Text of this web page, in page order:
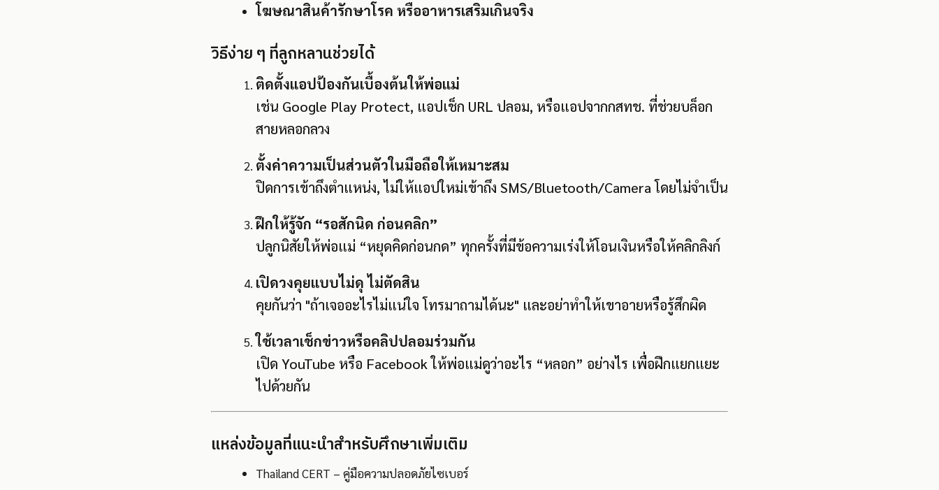
โฆษณาสินค้ารักษาโรค หรืออาหารเสริมเกินจริง
วิธีง่าย ๆ ที่ลูกหลานช่วยได้
ติดตั้งแอปป้องกันเบื้องต้นให้พ่อแม่
เช่น Google Play Protect, แอปเช็ก URL ปลอม, หรือแอปจากกสทช. ที่ช่วยบล็อก
สายหลอกลวง
ตั้งค่าความเป็นส่วนตัวในมือถือให้เหมาะสม
ปิดการเข้าถึงตำแหน่ง, ไม่ให้แอปใหม่เข้าถึง SMS/Bluetooth/Camera โดยไม่จำเป็น
ฝึกให้รู้จัก “รอสักนิด ก่อนคลิก”
ปลูกนิสัยให้พ่อแม่ “หยุดคิดก่อนกด” ทุกครั้งที่มีข้อความเร่งให้โอนเงินหรือให้คลิกลิงก์
เปิดวงคุยแบบไม่ดุ ไม่ตัดสิน
คุยกันว่า "ถ้าเจออะไรไม่แน่ใจ โทรมาถามได้นะ" และอย่าทำให้เขาอายหรือรู้สึกผิด
ใช้เวลาเช็กข่าวหรือคลิปปลอมร่วมกัน
เปิด YouTube หรือ Facebook ให้พ่อแม่ดูว่าอะไร “หลอก” อย่างไร เพื่อฝึกแยกแยะ
ไปด้วยกัน
แหล่งข้อมูลที่แนะนำสำหรับศึกษาเพิ่มเติม
Thailand CERT – คู่มือความปลอดภัยไซเบอร์